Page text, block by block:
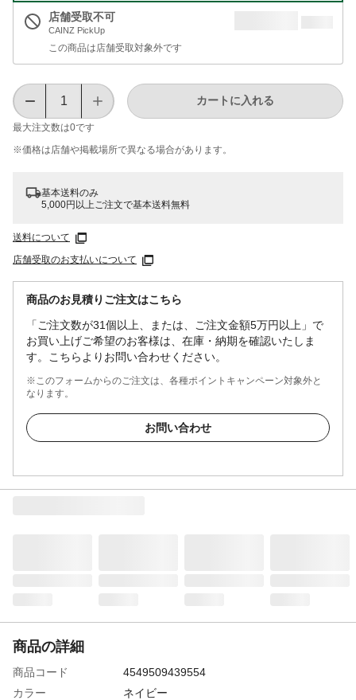
店舗受取不可
CAINZ PickUp
この商品は店舗受取対象外です
最大注文数は0です
カートに入れる
※価格は​店舗や​掲載場所で​異なる​場合が​あります。
基本送料のみ
5,000円以上ご注文で基本送料無料
送料について
店舗受取のお支払いについて
商品のお見積りご注文はこちら
「ご注文数が31個以上、または、ご注文金額5万円以上」で
お買い上げご希望のお客様は、在庫・納期を確認いたしま
す。こちらよりお問い合わせください。
※このフォームからのご注文は、各種ポイントキャンペーン対象外と
なります。
お問い合わせ
商品の詳細
商品コード
4549509439554
カラー
ネイビー